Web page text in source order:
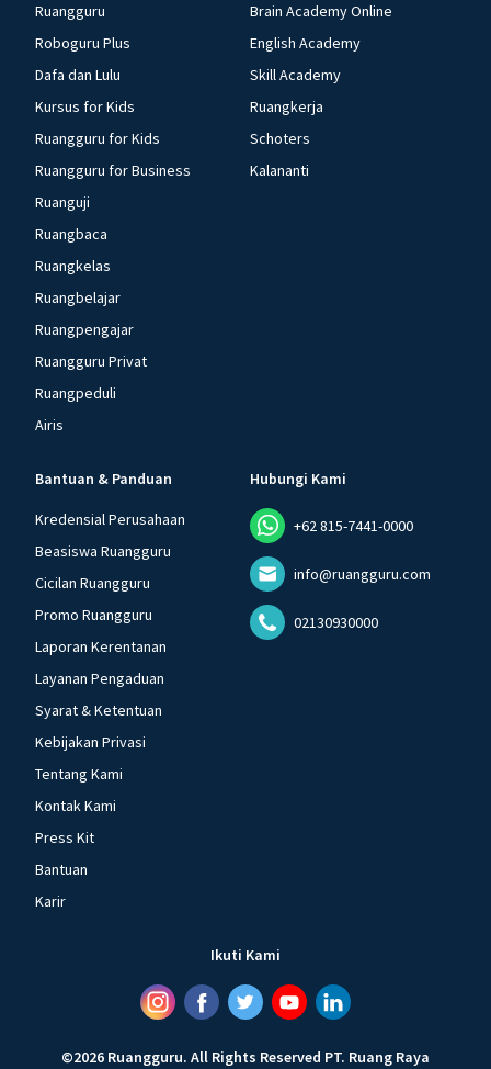
Ruangguru
Roboguru Plus
Dafa dan Lulu
Kursus for Kids
Ruangguru for Kids
Ruangguru for Business
Ruanguji
Ruangbaca
Ruangkelas
Ruangbelajar
Ruangpengajar
Ruangguru Privat
Ruangpeduli
Airis
Brain Academy Online
English Academy
Skill Academy
Ruangkerja
Schoters
Kalananti
Bantuan & Panduan
Kredensial Perusahaan
Beasiswa Ruangguru
Cicilan Ruangguru
Promo Ruangguru
Laporan Kerentanan
Layanan Pengaduan
Syarat & Ketentuan
Kebijakan Privasi
Tentang Kami
Kontak Kami
Press Kit
Bantuan
Karir
Hubungi Kami
+62 815-7441-0000
info@ruangguru.com
02130930000
Ikuti Kami
©2026 Ruangguru. All Rights Reserved PT. Ruang Raya